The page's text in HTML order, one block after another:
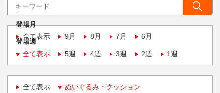
登場月
全て表示
9月 8月 7月 6月
登場週
全て表示
5週 4週 3週 2週 1週
全て表示 ぬいぐるみ・クッション